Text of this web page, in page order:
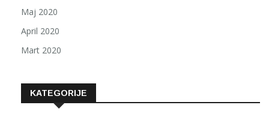
Maj 2020
April 2020
Mart 2020
KATEGORIJE